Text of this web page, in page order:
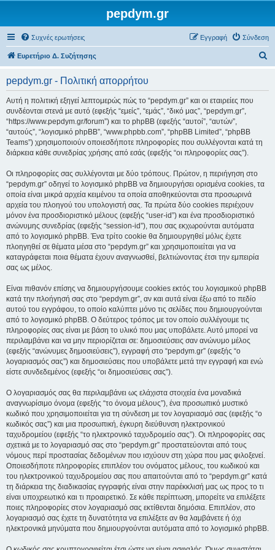
pepdym.gr
Συχνές ερωτήσεις Σύνδεση
Εγγραφή
Ευρετήριο Δ. Συζήτησης
pepdym.gr - Πολιτική απορρήτου
Αυτή η πολιτική εξηγεί λεπτομερώς πώς το “pepdym.gr” και οι εταιρείες που
συνδέονται στενά με αυτό (εφεξής “εμείς”, “εμάς”, “δικό μας”, “pepdym.gr”,
“https://www.pepdym.gr/forum”) και το phpBB (εφεξής “αυτοί”, “αυτών”,
“αυτούς”, “λογισμικό phpBB”, “www.phpbb.com”, “phpBB Limited”, “phpBB
Teams”) χρησιμοποιούν οποιεσδήποτε πληροφορίες που συλλέγονται κατά τη
διάρκεια κάθε συνεδρίας χρήσης από εσάς (εφεξής “οι πληροφορίες σας”).
Οι πληροφορίες σας συλλέγονται με δύο τρόπους. Πρώτον, η περιήγηση στο
“pepdym.gr” οδηγεί το λογισμικό phpBB να δημιουργήσει ορισμένα cookies, τα
οποία είναι μικρά αρχεία κειμένου τα οποία αποθηκεύονται στα προσωρινά
αρχεία του πλοηγού του υπολογιστή σας. Τα πρώτα δύο cookies περιέχουν
μόνον ένα προσδιοριστικό μέλους (εφεξής “user-id”) και ένα προσδιοριστικό
ανώνυμης συνεδρίας (εφεξής “session-id”), που σας εκχωρούνται αυτόματα
από το λογισμικό phpBB. Ένα τρίτο cookie θα δημιουργηθεί μόλις έχετε
πλοηγηθεί σε θέματα μέσα στο “pepdym.gr” και χρησιμοποιείται για να
καταγράφεται ποια θέματα έχουν αναγνωσθεί, βελτιώνοντας έτσι την εμπειρία
σας ως μέλος.
Είναι πιθανόν επίσης να δημιουργήσουμε cookies εκτός του λογισμικού phpBB
κατά την πλοήγησή σας στο “pepdym.gr”, αν και αυτά είναι έξω από το πεδίο
αυτού του εγγράφου, το οποίο καλύπτει μόνο τις σελίδες που δημιουργούνται
από το λογισμικό phpBB. Ο δεύτερος τρόπος με τον οποίο συλλέγουμε τις
πληροφορίες σας είναι με βάση το υλικό που μας υποβάλετε. Αυτό μπορεί να
περιλαμβάνει και να μην περιορίζεται σε: δημοσιεύσεις σαν ανώνυμο μέλος
(εφεξής “ανώνυμες δημοσιεύσεις”), εγγραφή στο “pepdym.gr” (εφεξής “ο
λογαριασμός σας”) και δημοσιεύσεις που υποβάλετε μετά την εγγραφή και ενώ
είστε συνδεδεμένος (εφεξής “οι δημοσιεύσεις σας”).
Ο λογαριασμός σας θα περιλαμβάνει ως ελάχιστα στοιχεία ένα μοναδικά
αναγνωρίσιμο όνομα (εφεξής “το όνομα μέλους”), ένα προσωπικό μυστικό
κωδικό που χρησιμοποιείται για τη σύνδεση με τον λογαριασμό σας (εφεξής “ο
κωδικός σας”) και μια προσωπική, έγκυρη διεύθυνση ηλεκτρονικού
ταχυδρομείου (εφεξής “το ηλεκτρονικό ταχυδρομείο σας”). Οι πληροφορίες σας
σχετικά με το λογαριασμό σας στο “pepdym.gr” προστατεύονται από τους
νόμους περί προστασίας δεδομένων που ισχύουν στη χώρα που μας φιλοξενεί.
Οποιεσδήποτε πληροφορίες επιπλέον του ονόματος μέλους, του κωδικού και
του ηλεκτρονικού ταχυδρομείου σας που απαιτούνται από το “pepdym.gr” κατά
τη διάρκεια της διαδικασίας εγγραφής είναι στην παρέκκλισή μας ως προς το τι
είναι υποχρεωτικό και τι προαιρετικό. Σε κάθε περίπτωση, μπορείτε να επιλέξετε
ποιες πληροφορίες στον λογαριασμό σας εκτίθενται δημόσια. Επιπλέον, στο
λογαριασμό σας έχετε τη δυνατότητα να επιλέξετε αν θα λαμβάνετε ή όχι
ηλεκτρονικά μηνύματα που δημιουργούνται αυτόματα από το λογισμικό phpBB.